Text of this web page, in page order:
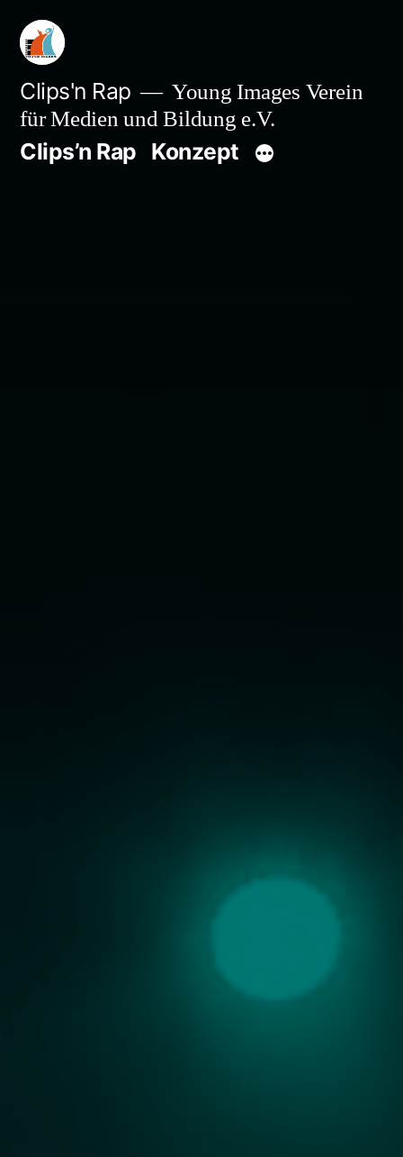
Zum
Inhalt
springen
Clips'n Rap
Young Images Verein
für Medien und Bildung e.V.
Clips’n Rap Konzept